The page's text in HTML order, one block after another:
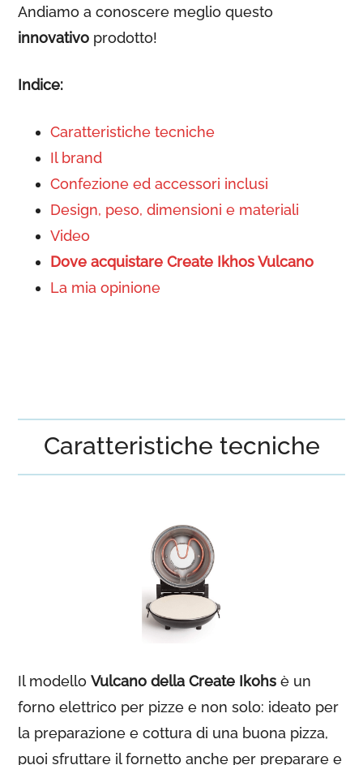
Andiamo a conoscere meglio questo
innovativo prodotto!
Indice:
Caratteristiche tecniche
Il brand
Confezione ed accessori inclusi
Design, peso, dimensioni e materiali
Video
Dove acquistare Create Ikhos Vulcano
La mia opinione
Caratteristiche tecniche
Il modelloVulcano della Create Ikohs è un
forno elettrico per pizze e non solo: ideato per
la preparazione e cottura di una buona pizza,
puoi sfruttare il fornetto anche per preparare e